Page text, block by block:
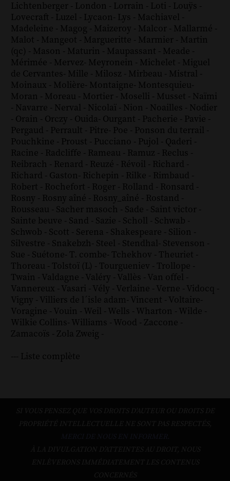
Lichtenberger - London - Lorrain - Loti - Louÿs -
Lovecraft - Luzel - Lycaon- Lys - Machiavel -
Madeleine - Magog - Maizeroy - Malcor - Mallarmé -
Malot - Mangeot - Margueritte - Marmier - Martin
(qc) - Mason - Maturin - Maupassant - Meade -
Mérimée - Mervez- Meyronein - Michelet - Miguel
de Cervantes- Mille - Milosz - Mirbeau - Mistral -
Moinaux - Molière- Montaigne- Montesquieu-
Moran - Moreau - Mortier - Moselli - Musset - Naïmi
- Navarre - Nerval - Nicolaï - Nion - Noailles - Nodier
- Orain - Orczy - Ouida- Ourgant - Pacherie - Pavie -
Pergaud - Perrault - Pitre- Poe - Ponson du terrail -
Pouchkine - Proust - Pucciano - Pujol - Qaderi -
Racine - Radcliffe - Rameau - Ramuz - Reclus -
Reibrach - Renard - Reuzé - Révoil - Richard -
Richard - Gaston- Richepin - Rilke - Rimbaud -
Robert - Rochefort - Roger - Rolland - Ronsard -
Rosny - Rosny aîné - Rosny_aîné - Rostand -
Rousseau - Sacher masoch - Sade - Saint victor -
Sainte beuve - Sand - Sazie - Scholl - Schwab -
Schwob - Scott - Serena - Shakespeare - Silion -
Silvestre - Snakebzh- Steel - Stendhal- Stevenson -
Sue - Suétone- T. combe- Tchekhov - Theuriet -
Thoreau - Tolstoï (L) - Tourgueniev - Trollope -
Twain - Valdagne - Valéry - Vallès - Van offel -
Vannereux - Vasari - Vély - Verlaine - Verne - Vidocq -
Vigny - Villiers de l´isle adam- Vincent - Voltaire-
Voragine - Vouin - Weil - Wells - Wharton - Wilde -
Wilkie Collins- Williams - Wood - Zaccone -
Zamacoïs - Zola Zweig -
--- Liste complète